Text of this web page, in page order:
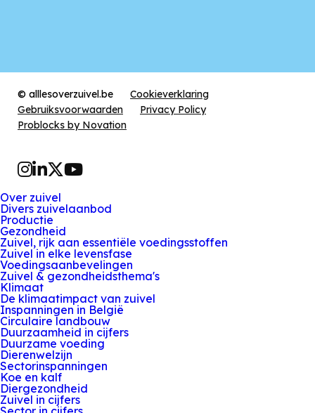
© alllesoverzuivel.be
Cookieverklaring
Gebruiksvoorwaarden
Privacy Policy
Problocks by Novation
Instagram
LinkedIn
TwitterYouTube
Over zuivel
Divers zuivelaanbod
Productie
Gezondheid
Zuivel, rijk aan essentiële voedingsstoffen
Zuivel in elke levensfase
Voedingsaanbevelingen
Zuivel & gezondheidsthema's
Klimaat
De klimaatimpact van zuivel
Inspanningen in België
Circulaire landbouw
Duurzaamheid in cijfers
Duurzame voeding
Dierenwelzijn
Sectorinspanningen
Koe en kalf
Diergezondheid
Zuivel in cijfers